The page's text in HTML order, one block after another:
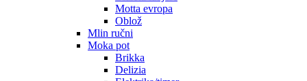
Motta evropa
Oblož
Mlin ručni
Moka pot
Brikka
Delizia